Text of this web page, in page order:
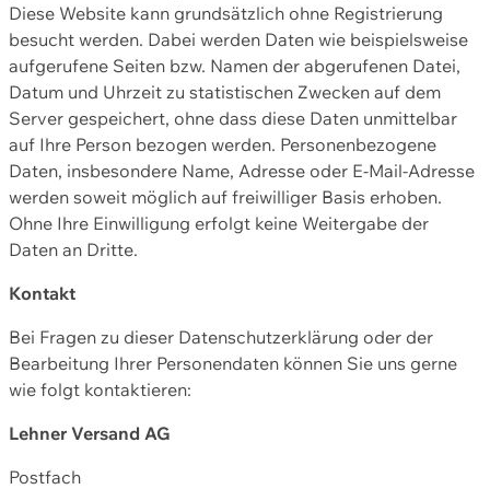
Diese Website kann grundsätzlich ohne Registrierung
besucht werden. Dabei werden Daten wie beispielsweise
aufgerufene Seiten bzw. Namen der abgerufenen Datei,
Datum und Uhrzeit zu statistischen Zwecken auf dem
Server gespeichert, ohne dass diese Daten unmittelbar
auf Ihre Person bezogen werden. Personenbezogene
Daten, insbesondere Name, Adresse oder E-Mail-Adresse
werden soweit möglich auf freiwilliger Basis erhoben.
Ohne Ihre Einwilligung erfolgt keine Weitergabe der
Daten an Dritte.
Kontakt
Bei Fragen zu dieser Datenschutzerklärung oder der
Bearbeitung Ihrer Personendaten können Sie uns gerne
wie folgt kontaktieren:
Lehner Versand AG
Postfach